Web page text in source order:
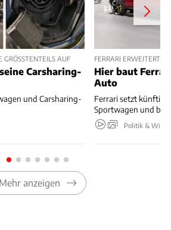
AUF
Carsharing-
und Carsharing-
FERRARI ERWEITERT
Hier baut
Auto
Ferrari setzt künftig
Sportwagen und
Politik &
Mehr anzeigen